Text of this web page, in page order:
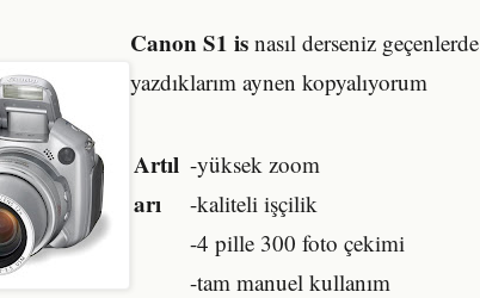
Canon S1 is nasıl derseniz geçenlerde
yazdıklarım aynen kopyalıyorum
Artıl
arı
-yüksek zoom
-kaliteli işçilik
-4 pille 300 foto çekimi
-tam manuel kullanım